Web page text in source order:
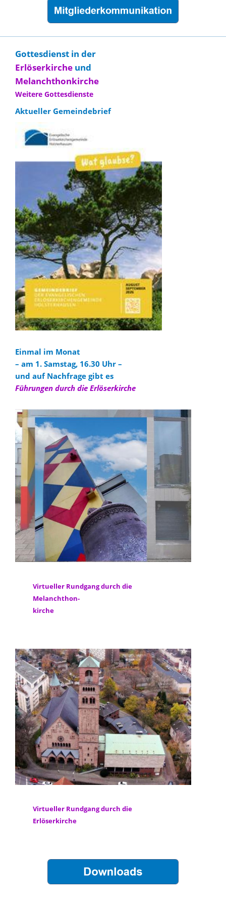
Gottesdienst in der
Erlöserkirche und
Melanchthonkirche
Weitere Gottesdienste
Aktueller Gemeindebrief
Einmal im Monat
– am 1. Samstag, 16.30 Uhr –
und auf Nachfrage gibt es
Führungen durch die Erlöserkirche
Virtueller Rundgang durch die
Melanchthon-
kirche
Virtueller Rundgang durch die
Erlöserkirche